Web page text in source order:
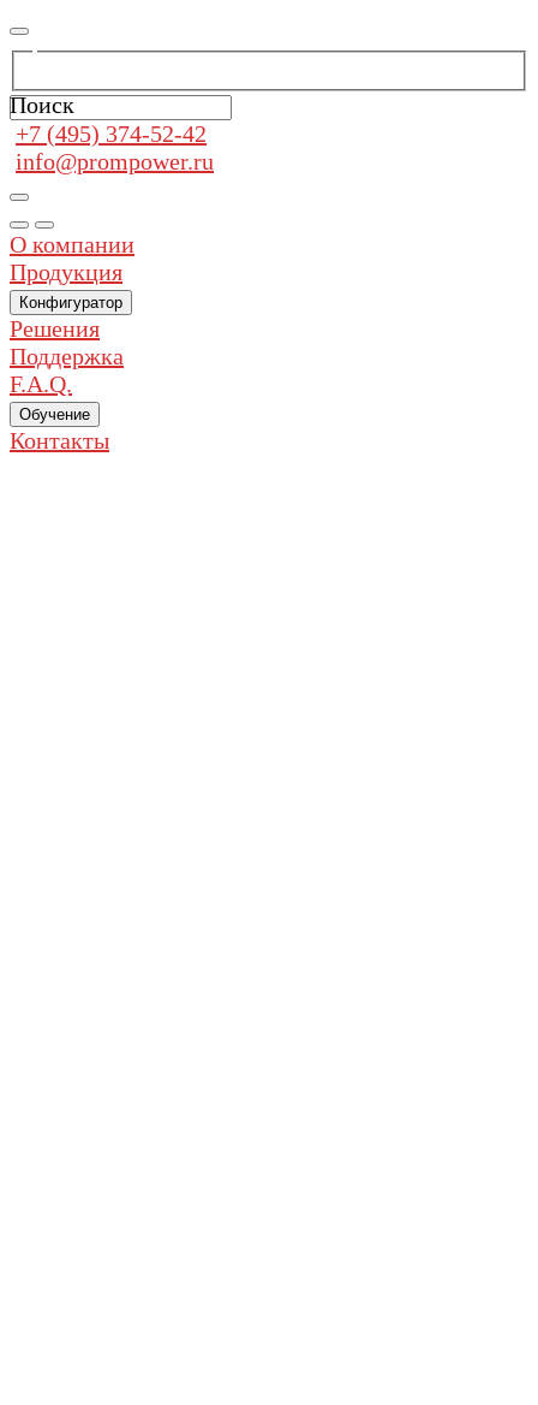
Поиск
+7 (495) 374-52-42
info@prompower.ru
О компании
Продукция
Конфигуратор
Решения
Поддержка
F.A.Q.
Обучение
Контакты